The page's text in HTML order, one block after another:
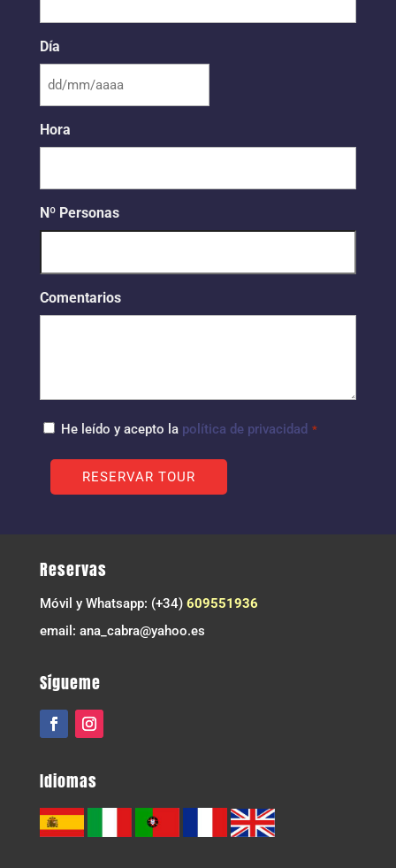
Día
DD
MM
barra
Hora
Nº Personas
Comentarios
consHe leído y acepto la política de privacidad *
Reservas
Móvil y Whatsapp: (+34) 609551936
email: ana_cabra@yahoo.es
Sígueme
Idiomas